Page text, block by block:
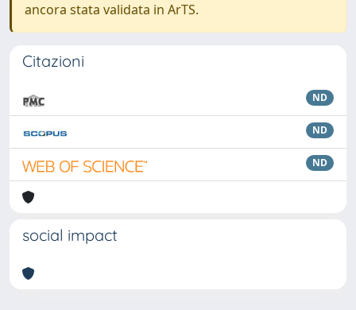
ancora stata validata in ArTS.
Citazioni
ND
ND
ND
social impact